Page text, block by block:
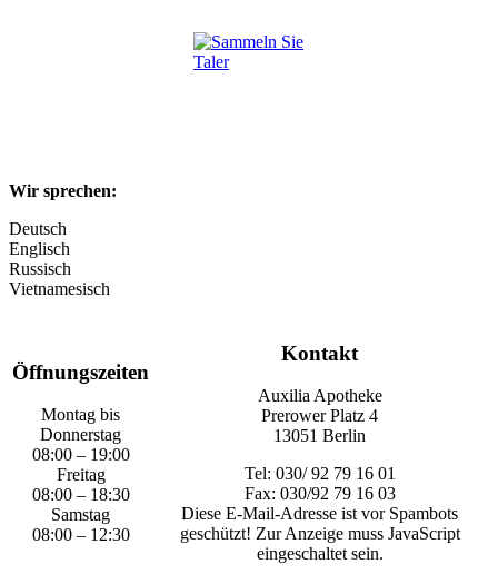
Wir sprechen:
Deutsch
Englisch
Russisch
Vietnamesisch
Öffnungszeiten
Montag bis
Donnerstag
08:00 – 19:00
Freitag
08:00 – 18:30
Samstag
08:00 – 12:30
Kontakt
Auxilia Apotheke
Prerower Platz 4
13051 Berlin
Tel: 030/ 92 79 16 01
Fax: 030/92 79 16 03
Diese E-Mail-Adresse ist vor Spambots
geschützt! Zur Anzeige muss JavaScript
eingeschaltet sein.